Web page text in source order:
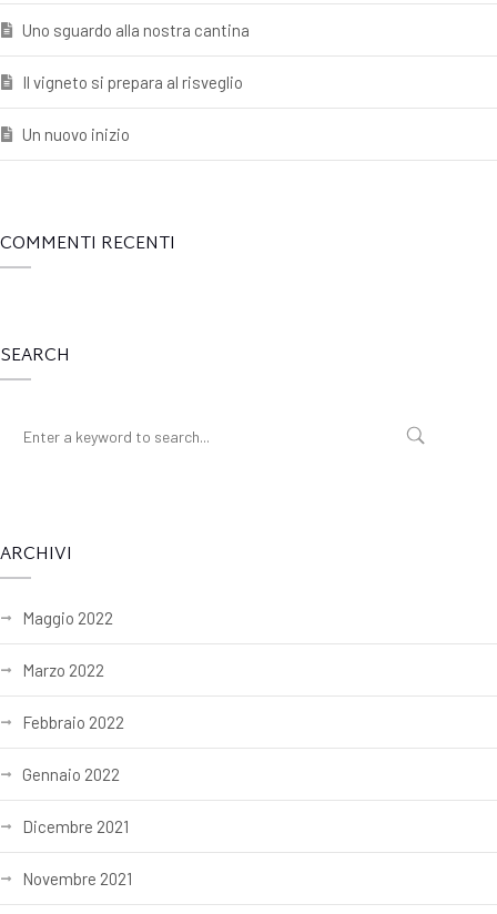
Uno sguardo alla nostra cantina
Il vigneto si prepara al risveglio
Un nuovo inizio
COMMENTI RECENTI
SEARCH
ARCHIVI
Maggio 2022
Marzo 2022
Febbraio 2022
Gennaio 2022
Dicembre 2021
Novembre 2021